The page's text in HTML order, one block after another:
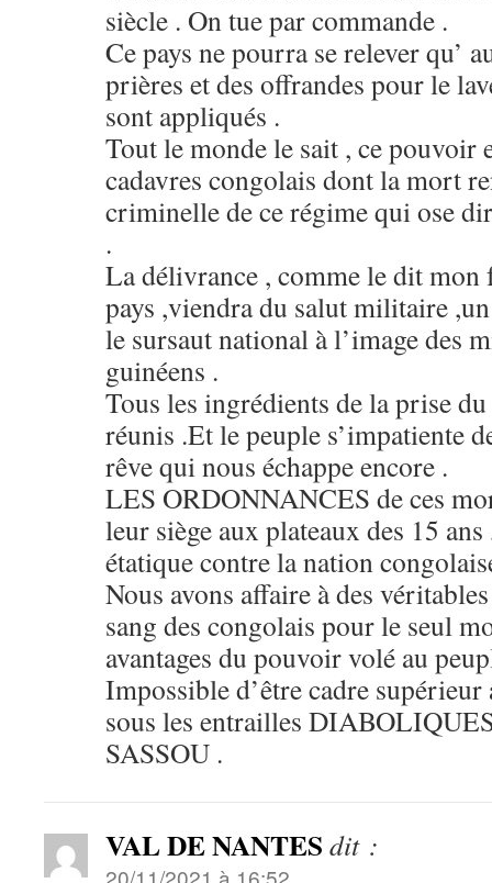
siècle . On tue par commande .
Ce pays ne pourra se relever qu’
prières et des offrandes pour le
sont appliqués .
Tout le monde le sait , ce pouvoir
cadavres congolais dont la mort
criminelle de ce régime qui ose
.
La délivrance , comme le dit
pays ,viendra du salut militaire
le sursaut national à l’image des
guinéens .
Tous les ingrédients de la prise
réunis .Et le peuple s’impatiente
rêve qui nous échappe encore .
LES ORDONNANCES de ces
leur siège aux plateaux des 15
étatique contre la nation
Nous avons affaire à des
sang des congolais pour le seul
avantages du pouvoir volé au
Impossible d’être cadre supérieur
sous les entrailles
SASSOU .
VAL DE NANTES dit :
20/11/2021 à 16:52